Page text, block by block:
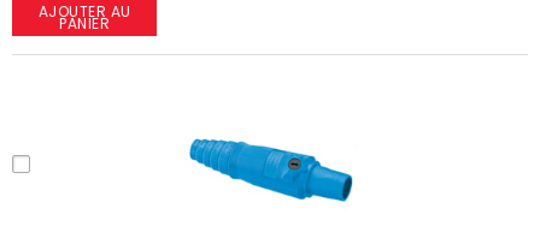
AJOUTER AU
PANIER